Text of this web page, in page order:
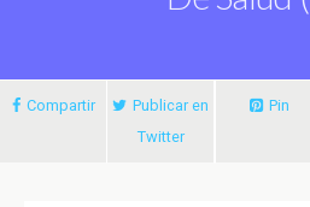
Compartir
Publicar en
Twitter
Pin